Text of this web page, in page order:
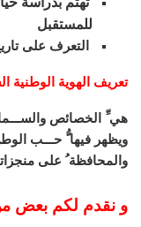
للمستقبل
التعرف على
تعريف الهوية الوطنية
هي ِّ الخصائص
ويظهر فيها ُّ حـــب
والمحافظة ُ على
و نقدم لكم بعض